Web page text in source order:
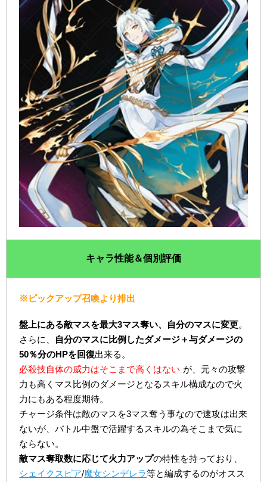
キャラ性能＆個別評価
※ピックアップ召喚より排出
盤上にある敵マスを最大3マス奪い、自分のマスに変更。
さらに、 自分のマスに比例したダメージ＋与ダメージの
50％分のHPを回復出来る。
必殺技自体の威力はそこまで高くはない が、元々の攻撃
力も高くマス比例のダメージとなるスキル構成なので火
力にもある程度期待。
チャージ条件は敵のマスを3マス奪う事なので速攻は出来
ないが、バトル中盤で活躍するスキルの為そこまで気に
ならない。
敵マス奪取数に応じて火力アップの特性を持っており、
シェイクスピア/魔女シンデレラ等と編成するのがオスス